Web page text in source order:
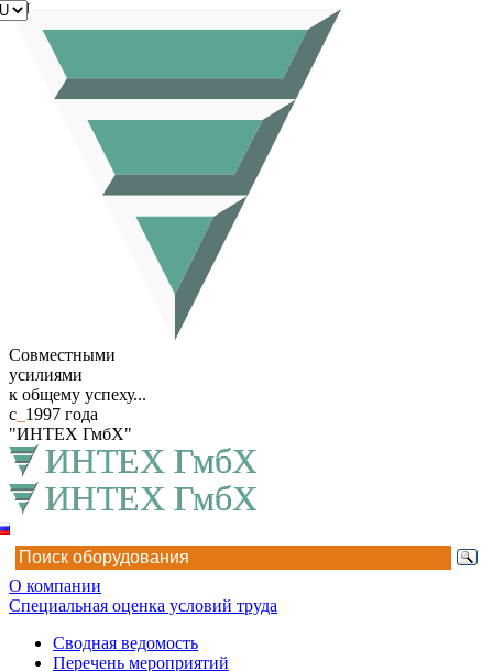
Совместными
усилиями
к общему успеху...
с 1997 года
"ИНТЕХ ГмбХ"
RU
О компании
Специальная оценка условий труда
Сводная ведомость
Перечень мероприятий